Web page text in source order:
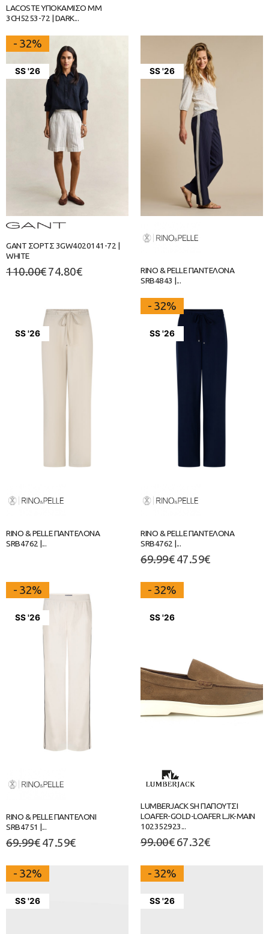
LACOSTE ΥΠΟΚΑΜΙΣΟ ΜΜ
3CH5253-72 | DARK...
SS '26
- 32%
GANT ΣΟΡΤΣ 3GW4020141-72 |
WHITE
110.00€ 74.80€
SS '26
RINO & PELLE ΠΑΝΤΕΛΟΝΑ
SRB4843 |...
SS '26
RINO & PELLE ΠΑΝΤΕΛΟΝΑ
SRB4762 |...
SS '26
- 32%
RINO & PELLE ΠΑΝΤΕΛΟΝΑ
SRB4762 |...
69.99€ 47.59€
SS '26
- 32%
RINO & PELLE ΠΑΝΤΕΛΟΝΙ
SRB4751 |...
69.99€ 47.59€
SS '26
- 32%
LUMBERJACK SH ΠΑΠΟΥΤΣΙ
LOAFER-GOLD-LOAFER LJK-MAIN
102352923...
99.00€ 67.32€
SS '26
- 32%
SS '26
- 32%